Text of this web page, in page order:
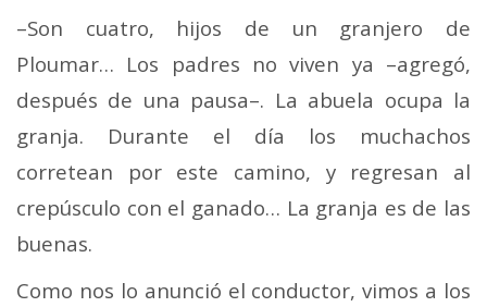
–Son cuatro, hijos de un granjero de
Ploumar… Los padres no viven ya –agregó,
después de una pausa–. La abuela ocupa la
granja. Durante el día los muchachos
corretean por este camino, y regresan al
crepúsculo con el ganado… La granja es de las
buenas.
Como nos lo anunció el conductor, vimos a los